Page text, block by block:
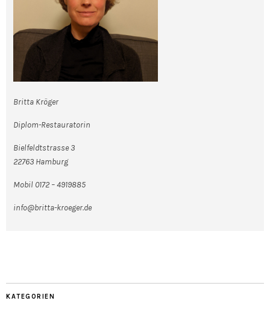
Britta Kröger
Diplom-Restauratorin
Bielfeldtstrasse 3
22763 Hamburg
Mobil 0172 – 4919885
info@britta-kroeger.de
KATEGORIEN